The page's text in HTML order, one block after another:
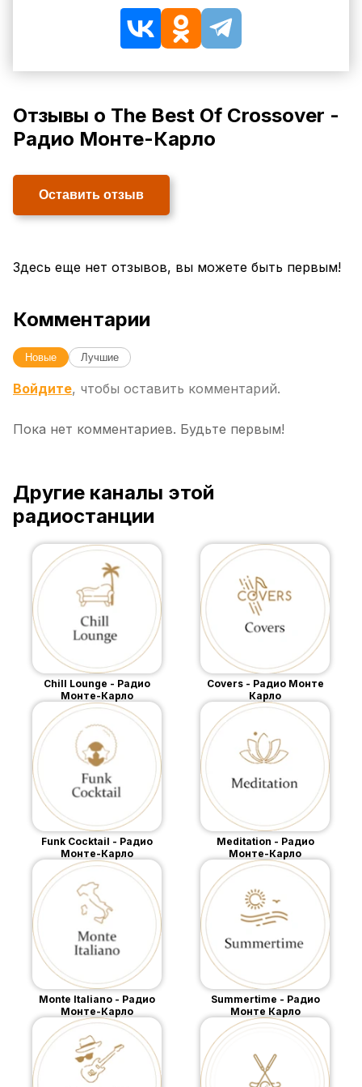
Отзывы о The Best Of Crossover -
Радио Монте-Карло
Оставить отзыв
Здесь еще нет отзывов, вы можете быть первым!
Комментарии
Новые Лучшие
Войдите, чтобы оставить комментарий.
Пока нет комментариев. Будьте первым!
Другие каналы этой
радиостанции
Chill Lounge - Радио
Монте-Карло
Covers - Радио Монте
Карло
Funk Cocktail - Радио
Монте-Карло
Meditation - Радио
Монте-Карло
Monte Italiano - Радио
Монте-Карло
Summertime - Радио
Монте Карло